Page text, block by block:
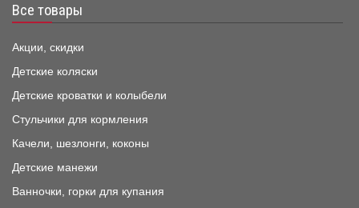
Все товары
Акции, скидки
Детские коляски
Детские кроватки и колыбели
Стульчики для кормления
Качели, шезлонги, коконы
Детские манежи
Ванночки, горки для купания